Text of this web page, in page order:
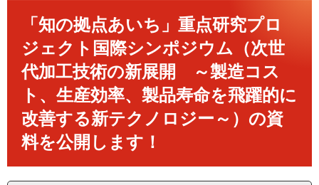
「知の拠点あいち」重点研究プロ
ジェクト国際シンポジウム（次世
代加工技術の新展開 ～製造コス
ト、生産効率、製品寿命を飛躍的に
改善する新テクノロジー～）の資
料を公開します！